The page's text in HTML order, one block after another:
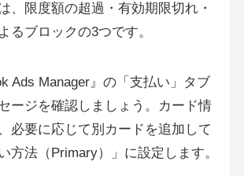
、限度額の超過・有効期限切れ・
るブロックの3つです。
Ads Manager』の「支払い」タブ
ージを確認しましょう。カード情
必要に応じて別カードを追加して
方法（Primary）」に設定します。